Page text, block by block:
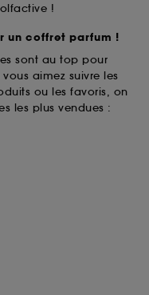
!
un coffret parfum !
sont au top pour
aimez suivre les
ou les favoris, on
les plus vendues :